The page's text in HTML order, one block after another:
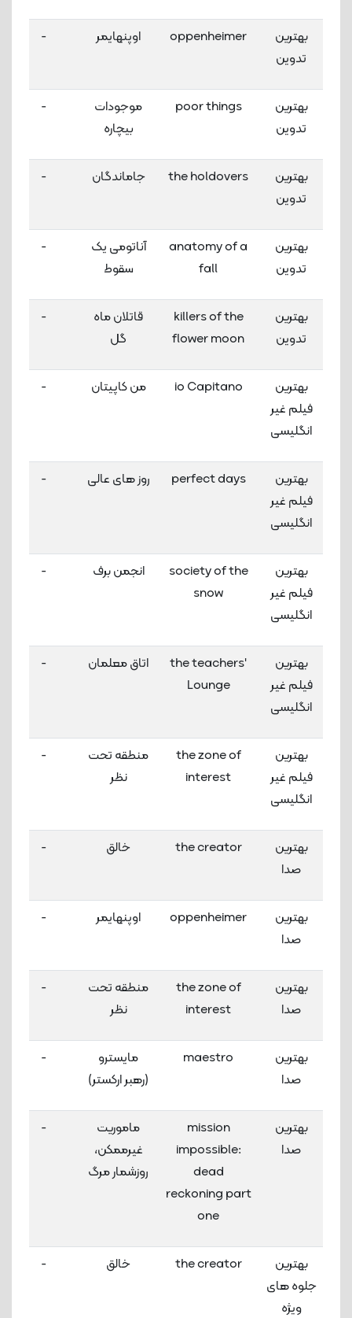
بهترین
تدوین
oppenheimer اوپنهایمر -
بهترین
تدوین
poor things
موجودات
بیچاره
-
بهترین
تدوین
the holdovers جاماندگان -
بهترین
تدوین
anatomy of a
fall
آناتومی یک
سقوط
-
بهترین
تدوین
killers of the
flower moon
قاتلان ماه
گل
-
بهترین
فیلم غیر
انگلیسی
io Capitano من کاپیتان -
بهترین
فیلم غیر
انگلیسی
perfect days روز های عالی -
بهترین
فیلم غیر
انگلیسی
society of the
snow
انجمن برف -
بهترین
فیلم غیر
انگلیسی
the teachers'
Lounge
اتاق معلمان -
بهترین
فیلم غیر
انگلیسی
the zone of
interest
منطقه تحت
نظر
-
بهترین
صدا
the creator خالق -
بهترین
صدا
oppenheimer اوپنهایمر -
بهترین
صدا
the zone of
interest
منطقه تحت
نظر
-
بهترین
صدا
maestro
مایسترو
(رهبر ارکستر)
-
بهترین
صدا
mission
impossible:
dead
reckoning part
one
ماموریت
غیرممکن،
روزشمار مرگ
-
بهترین
جلوه های
ویژه
the creator خالق -